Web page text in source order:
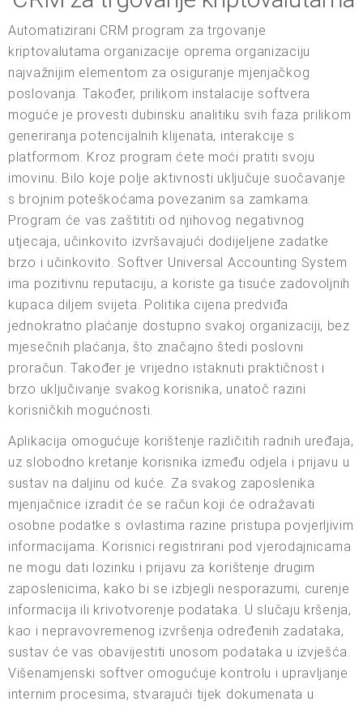
Automatizirani CRM program za trgovanje
kriptovalutama organizacije oprema organizaciju
najvažnijim elementom za osiguranje mjenjačkog
poslovanja. Također, prilikom instalacije softvera
moguće je provesti dubinsku analitiku svih faza prilikom
generiranja potencijalnih klijenata, interakcije s
platformom. Kroz program ćete moći pratiti svoju
imovinu. Bilo koje polje aktivnosti uključuje suočavanje
s brojnim poteškoćama povezanim sa zamkama.
Program će vas zaštititi od njihovog negativnog
utjecaja, učinkovito izvršavajući dodijeljene zadatke
brzo i učinkovito. Softver Universal Accounting System
ima pozitivnu reputaciju, a koriste ga tisuće zadovoljnih
kupaca diljem svijeta. Politika cijena predviđa
jednokratno plaćanje dostupno svakoj organizaciji, bez
mjesečnih plaćanja, što značajno štedi poslovni
proračun. Također je vrijedno istaknuti praktičnost i
brzo uključivanje svakog korisnika, unatoč razini
korisničkih mogućnosti.
Aplikacija omogućuje korištenje različitih radnih uređaja,
uz slobodno kretanje korisnika između odjela i prijavu u
sustav na daljinu od kuće. Za svakog zaposlenika
mjenjačnice izradit će se račun koji će odražavati
osobne podatke s ovlastima razine pristupa povjerljivim
informacijama. Korisnici registrirani pod vjerodajnicama
ne mogu dati lozinku i prijavu za korištenje drugim
zaposlenicima, kako bi se izbjegli nesporazumi, curenje
informacija ili krivotvorenje podataka. U slučaju kršenja,
kao i nepravovremenog izvršenja određenih zadataka,
sustav će vas obavijestiti unosom podataka u izvješća.
Višenamjenski softver omogućuje kontrolu i upravljanje
internim procesima, stvarajući tijek dokumenata u